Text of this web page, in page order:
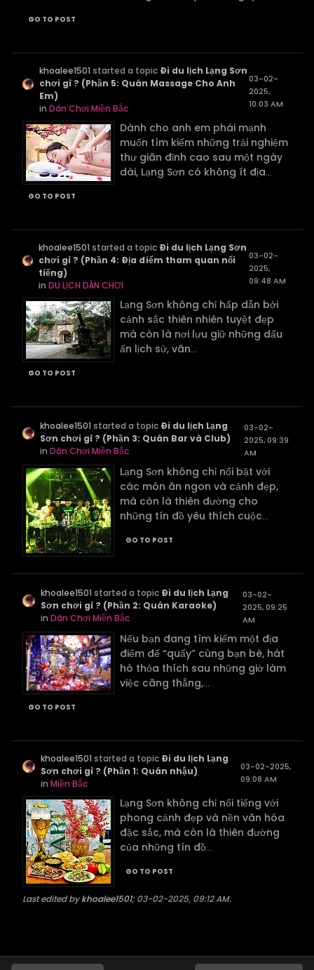
GO TO POST
khoalee1501 started a topic Đi du lịch Lạng Sơn
chơi gì ? (Phần 5: Quán Massage Cho Anh
Em)
in Dân Chơi Miền Bắc
03-02-
2025,
10:03 AM
Dành cho anh em phái mạnh
muốn tìm kiếm những trải nghiệm
thư giãn đỉnh cao sau một ngày
dài, Lạng Sơn có không ít địa...
GO TO POST
khoalee1501 started a topic Đi du lịch Lạng Sơn
chơi gì ? (Phần 4: Địa điểm tham quan nổi
tiếng)
inDU LỊCH DÂN CHƠI
03-02-
2025,
09:48 AM
Lạng Sơn không chỉ hấp dẫn bởi
cảnh sắc thiên nhiên tuyệt đẹp
mà còn là nơi lưu giữ những dấu
ấn lịch sử, văn...
GO TO POST
khoalee1501 started a topic Đi du lịch Lạng
Sơn chơi gì ? (Phần 3: Quán Bar và Club)
inDân Chơi Miền Bắc
03-02-
2025, 09:39
AM
Lạng Sơn không chỉ nổi bật với
các món ăn ngon và cảnh đẹp,
mà còn là thiên đường cho
những tín đồ yêu thích cuộc...
GO TO POST
khoalee1501 started a topic Đi du lịch Lạng
Sơn chơi gì ? (Phần 2: Quán Karaoke)
in Dân Chơi Miền Bắc
03-02-
2025, 09:25
AM
Nếu bạn đang tìm kiếm một địa
điểm để “quẩy” cùng bạn bè, hát
hò thỏa thích sau những giờ làm
việc căng thẳng,...
GO TO POST
khoalee1501 started a topic Đi du lịch Lạng
Sơn chơi gì ? (Phần 1: Quán nhậu)
inMiền Bắc
03-02-2025,
09:08 AM
Lạng Sơn không chỉ nổi tiếng với
phong cảnh đẹp và nền văn hóa
đặc sắc, mà còn là thiên đường
của những tín đồ...
GO TO POST
Last edited bykhoalee1501; 03-02-2025, 09:12 AM.